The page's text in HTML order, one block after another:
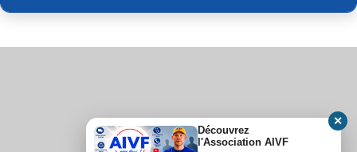
Découvrez
l'Association AIVF
✕